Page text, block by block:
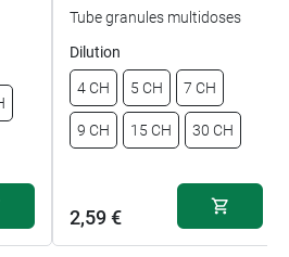
Tube granules multidoses
Dilution
4 CH 5 CH 7 CH
9 CH 15 CH 30 CH
2,59 €